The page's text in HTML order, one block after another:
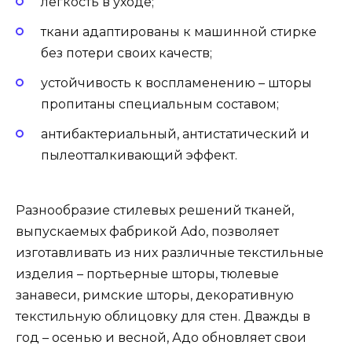
ткани адаптированы к машинной стирке
без потери своих качеств;
устойчивость к воспламенению – шторы
пропитаны специальным составом;
антибактериальный, антистатический и
пылеотталкивающий эффект.
Разнообразие стилевых решений тканей,
выпускаемых фабрикой Ado, позволяет
изготавливать из них различные текстильные
изделия – портьерные шторы, тюлевые
занавеси, римские шторы, декоративную
текстильную облицовку для стен. Дважды в
год – осенью и весной, Адо обновляет свои